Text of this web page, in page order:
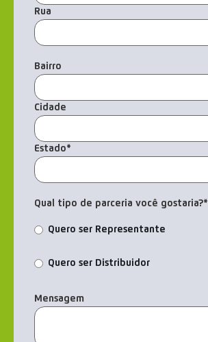
Rua
Bairro
Cidade
Estado*
Qual tipo de parceria você gostaria?*
Quero ser Representante
Quero ser Distribuidor
Mensagem